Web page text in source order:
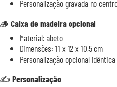
Personalização gravada no
🪵 Caixa de madeira opcional
Material: abeto
Dimensões: 11 x 12 x 10,5 cm
Personalização opcional
✍️ Personalização